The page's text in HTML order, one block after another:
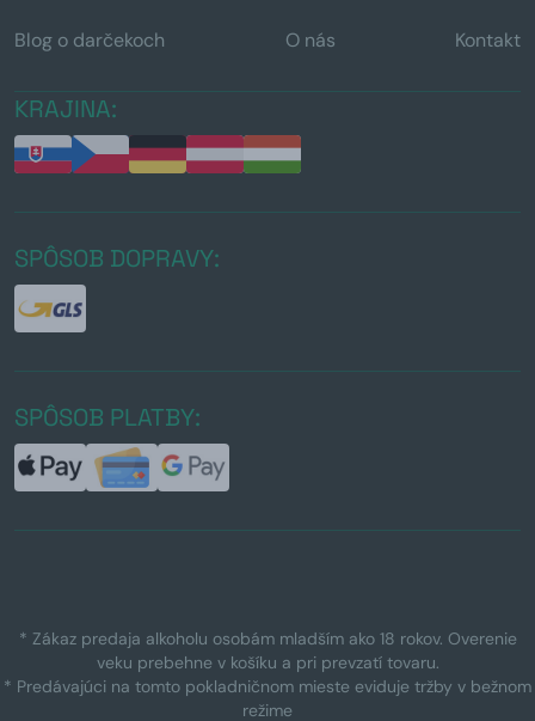
Blog o darčekoch O nás Kontakt
KRAJINA:
SPÔSOB DOPRAVY:
SPÔSOB PLATBY:
* Zákaz predaja alkoholu osobám mladším ako 18 rokov. Overenie
veku prebehne v košíku a pri prevzatí tovaru.
* Predávajúci na tomto pokladničnom mieste eviduje tržby v bežnom
režime